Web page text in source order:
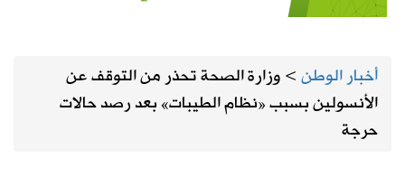
أخبار الوطن>وزارة الصحة تحذر من التوقف عن
الأنسولين بسبب «نظام الطيبات» بعد رصد حالات
حرجة